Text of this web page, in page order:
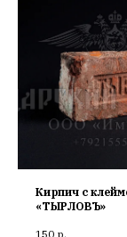
Кирпич с
«ТЫРЛОВЪ»
150 р.